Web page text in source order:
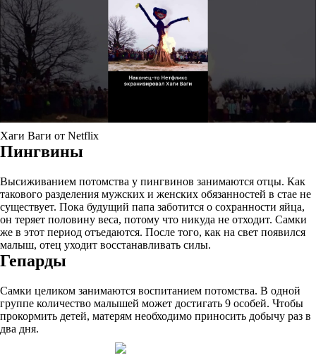
Хаги Ваги от Netflix
Пингвины
Высиживанием потомства у пингвинов занимаются отцы. Как
такового разделения мужских и женских обязанностей в стае не
существует. Пока будущий папа заботится о сохранности яйца,
он теряет половину веса, потому что никуда не отходит. Самки
же в этот период отъедаются. После того, как на свет появился
малыш, отец уходит восстанавливать силы.
Гепарды
Самки целиком занимаются воспитанием потомства. В одной
группе количество малышей может достигать 9 особей. Чтобы
прокормить детей, матерям необходимо приносить добычу раз в
два дня.